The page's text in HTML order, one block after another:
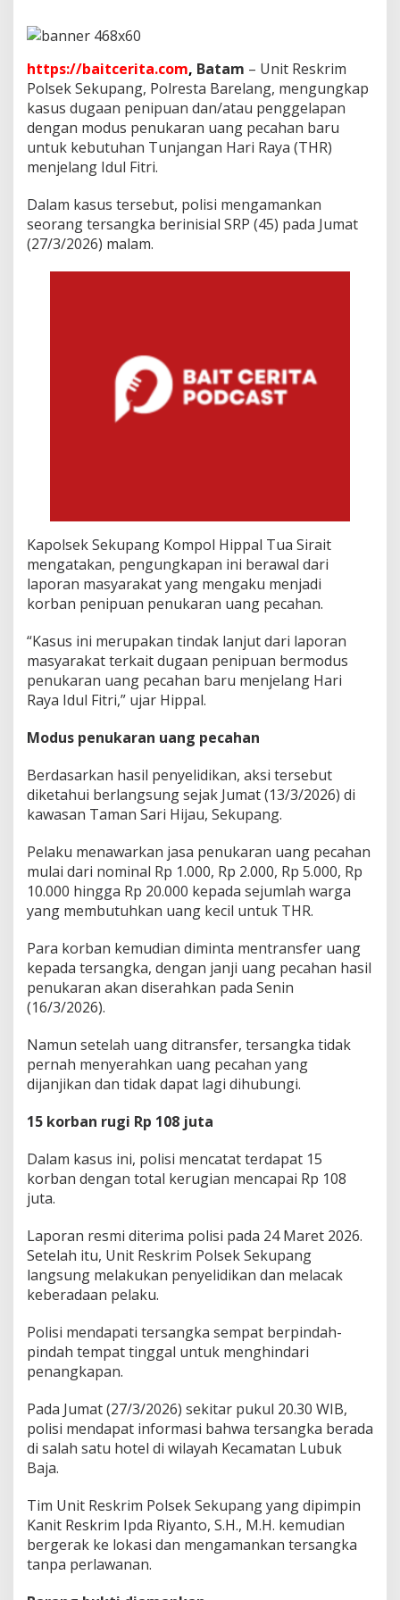
g
k
r
P
o
i
,
s
a
k
u
a
d
a
r
5
K
o
r
b
n
https://baitcerita.com, Batam – Unit Reskrim
Polsek Sekupang, Polresta Barelang, mengungkap
kasus dugaan penipuan dan/atau penggelapan
dengan modus penukaran uang pecahan baru
untuk kebutuhan Tunjangan Hari Raya (THR)
menjelang Idul Fitri.
Dalam kasus tersebut, polisi mengamankan
seorang tersangka berinisial SRP (45) pada Jumat
(27/3/2026) malam.
Kapolsek Sekupang Kompol Hippal Tua Sirait
mengatakan, pengungkapan ini berawal dari
laporan masyarakat yang mengaku menjadi
korban penipuan penukaran uang pecahan.
“Kasus ini merupakan tindak lanjut dari laporan
masyarakat terkait dugaan penipuan bermodus
penukaran uang pecahan baru menjelang Hari
Raya Idul Fitri,” ujar Hippal.
Modus penukaran uang pecahan
Berdasarkan hasil penyelidikan, aksi tersebut
diketahui berlangsung sejak Jumat (13/3/2026) di
kawasan Taman Sari Hijau, Sekupang.
Pelaku menawarkan jasa penukaran uang pecahan
mulai dari nominal Rp 1.000, Rp 2.000, Rp 5.000, Rp
10.000 hingga Rp 20.000 kepada sejumlah warga
yang membutuhkan uang kecil untuk THR.
Para korban kemudian diminta mentransfer uang
kepada tersangka, dengan janji uang pecahan hasil
penukaran akan diserahkan pada Senin
(16/3/2026).
Namun setelah uang ditransfer, tersangka tidak
pernah menyerahkan uang pecahan yang
dijanjikan dan tidak dapat lagi dihubungi.
15 korban rugi Rp 108 juta
Dalam kasus ini, polisi mencatat terdapat 15
korban dengan total kerugian mencapai Rp 108
juta.
Laporan resmi diterima polisi pada 24 Maret 2026.
Setelah itu, Unit Reskrim Polsek Sekupang
langsung melakukan penyelidikan dan melacak
keberadaan pelaku.
Polisi mendapati tersangka sempat berpindah-
pindah tempat tinggal untuk menghindari
penangkapan.
Pada Jumat (27/3/2026) sekitar pukul 20.30 WIB,
polisi mendapat informasi bahwa tersangka berada
di salah satu hotel di wilayah Kecamatan Lubuk
Baja.
Tim Unit Reskrim Polsek Sekupang yang dipimpin
Kanit Reskrim Ipda Riyanto, S.H., M.H. kemudian
bergerak ke lokasi dan mengamankan tersangka
tanpa perlawanan.